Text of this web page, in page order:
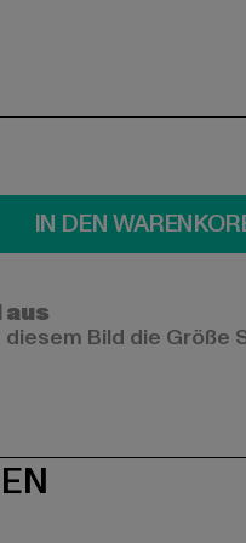
IN DEN
Bild die Größe